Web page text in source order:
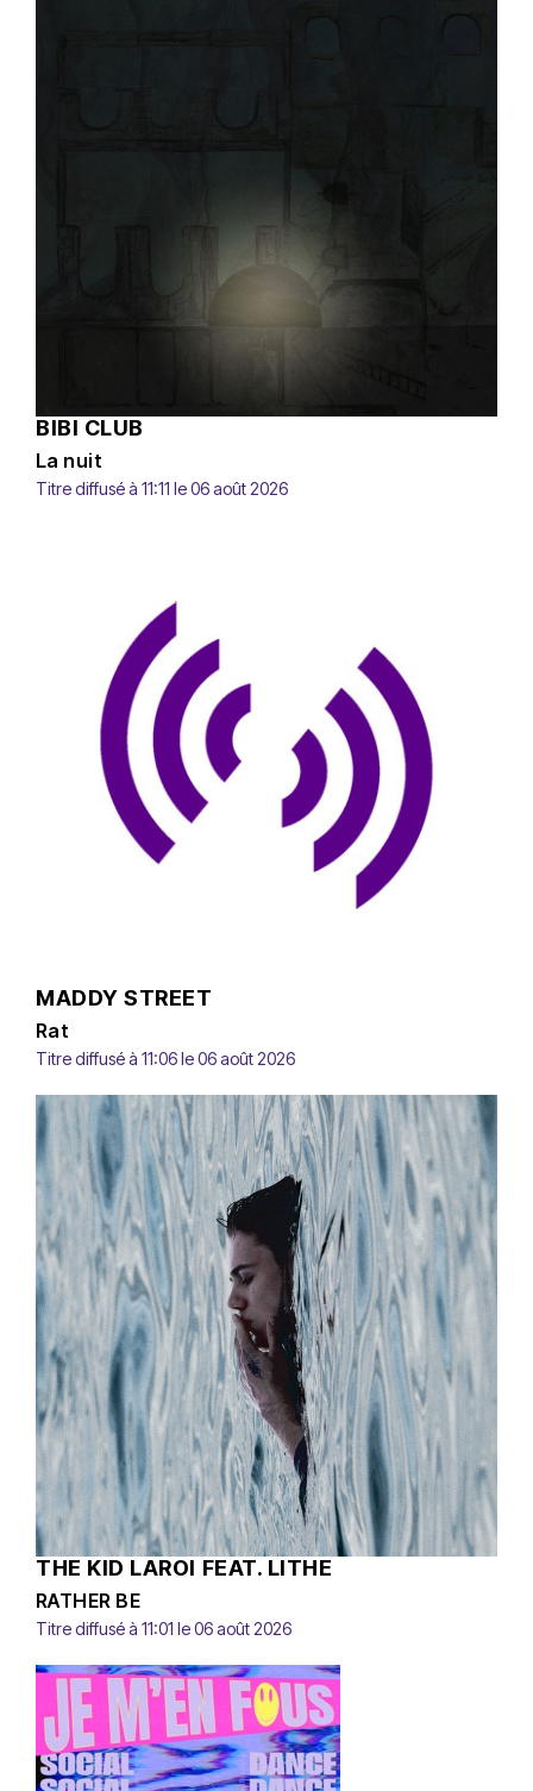
BIBI CLUB
La nuit
Titre diffusé à 11:11 le 06 août 2026
MADDY STREET
Rat
Titre diffusé à 11:06 le 06 août 2026
THE KID LAROI FEAT. LITHE
RATHER BE
Titre diffusé à 11:01 le 06 août 2026